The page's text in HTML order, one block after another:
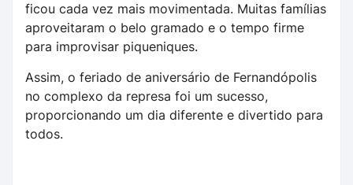
ficou cada vez mais movimentada. Muitas famílias
aproveitaram o belo gramado e o tempo firme
para improvisar piqueniques.
Assim, o feriado de aniversário de Fernandópolis
no complexo da represa foi um sucesso,
proporcionando um dia diferente e divertido para
todos.